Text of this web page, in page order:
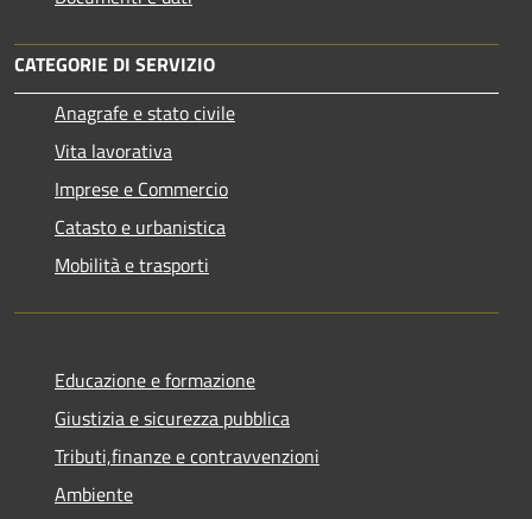
CATEGORIE DI SERVIZIO
Anagrafe e stato civile
Vita lavorativa
Imprese e Commercio
Catasto e urbanistica
Mobilità e trasporti
Educazione e formazione
Giustizia e sicurezza pubblica
Tributi,finanze e contravvenzioni
Ambiente